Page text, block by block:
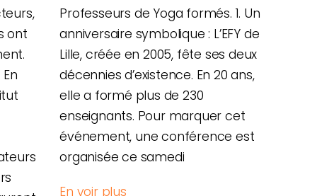
ont
Professeurs de Yoga formés. 1. Un
anniversaire symbolique : L’EFY de
Lille, créée en 2005, fête ses deux
décennies d’existence. En 20 ans,
elle a formé plus de 230
enseignants. Pour marquer cet
événement, une conférence est
organisée ce samedi
En voir plus